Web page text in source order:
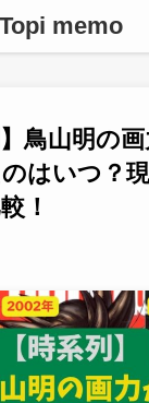
Topi memo
】鳥山明の
はいつ？
！